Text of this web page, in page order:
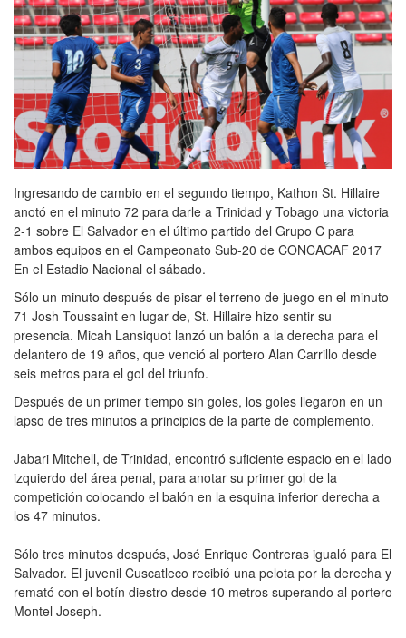
Ingresando de cambio en el segundo tiempo, Kathon St. Hillaire
anotó en el minuto 72 para darle a Trinidad y Tobago una victoria
2-1 sobre El Salvador en el último partido del Grupo C para
ambos equipos en el Campeonato Sub-20 de CONCACAF 2017
En el Estadio Nacional el sábado.
Sólo un minuto después de pisar el terreno de juego en el minuto
71 Josh Toussaint en lugar de, St. Hillaire hizo sentir su
presencia. Micah Lansiquot lanzó un balón a la derecha para el
delantero de 19 años, que venció al portero Alan Carrillo desde
seis metros para el gol del triunfo.
Después de un primer tiempo sin goles, los goles llegaron en un
lapso de tres minutos a principios de la parte de complemento.
Jabari Mitchell, de Trinidad, encontró suficiente espacio en el lado
izquierdo del área penal, para anotar su primer gol de la
competición colocando el balón en la esquina inferior derecha a
los 47 minutos.
Sólo tres minutos después, José Enrique Contreras igualó para El
Salvador. El juvenil Cuscatleco recibió una pelota por la derecha y
remató con el botín diestro desde 10 metros superando al portero
Montel Joseph.